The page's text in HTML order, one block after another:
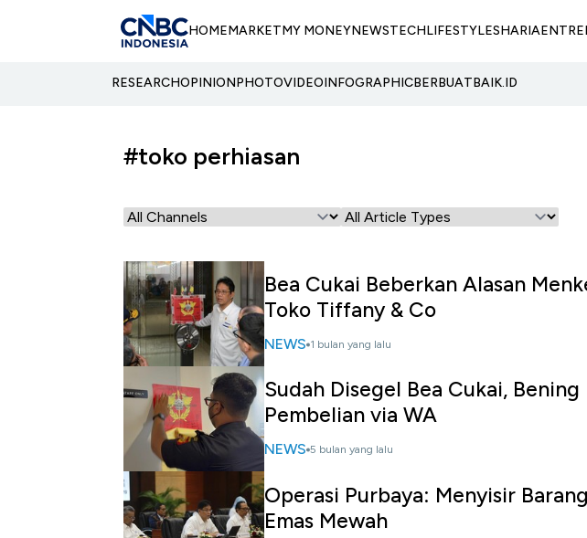
HOMEMARKETMY MONEYNEWSTECHLIFESTYLESHARIA
RESEARCHOPINIONPHOTOVIDEOINFOGRAPHICBERBUATBAIK.ID
#toko perhiasan
Bea Cukai Beberkan Alasan
Toko Tiffany & Co
NEWS 1 bulan yang lalu
Sudah Disegel Bea Cukai,
Pembelian via WA
NEWS 5 bulan yang lalu
Operasi Purbaya: Menyisir
Emas Mewah